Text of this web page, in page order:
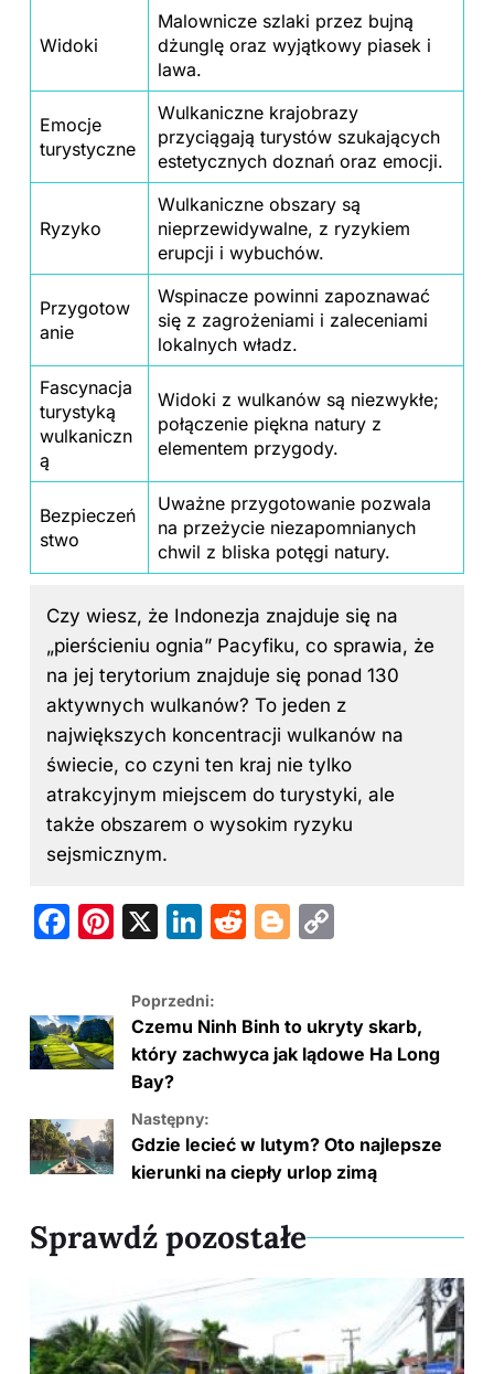
Widoki
Malownicze szlaki przez bujną
dżunglę oraz wyjątkowy piasek i
lawa.
Emocje
turystyczne
Wulkaniczne krajobrazy
przyciągają turystów szukających
estetycznych doznań oraz emocji.
Ryzyko
Wulkaniczne obszary są
nieprzewidywalne, z ryzykiem
erupcji i wybuchów.
Przygotow
anie
Wspinacze powinni zapoznawać
się z zagrożeniami i zaleceniami
lokalnych władz.
Fascynacja
turystyką
wulkaniczn
ą
Widoki z wulkanów są niezwykłe;
połączenie piękna natury z
elementem przygody.
Bezpieczeń
stwo
Uważne przygotowanie pozwala
na przeżycie niezapomnianych
chwil z bliska potęgi natury.
Czy wiesz, że Indonezja znajduje się na
„pierścieniu ognia” Pacyfiku, co sprawia, że
na jej terytorium znajduje się ponad 130
aktywnych wulkanów? To jeden z
największych koncentracji wulkanów na
świecie, co czyni ten kraj nie tylko
atrakcyjnym miejscem do turystyki, ale
także obszarem o wysokim ryzyku
sejsmicznym.
F
e
b
o
k
Pi
er
e
st
X
Li
k
e
dI
R
di
t
Bl
g
er
y
Li
k
Poprzedni:
Czemu Ninh Binh to ukryty skarb,
który zachwyca jak lądowe Ha Long
Bay?
Następny:
Gdzie lecieć w lutym? Oto najlepsze
kierunki na ciepły urlop zimą
Sprawdź pozostałe